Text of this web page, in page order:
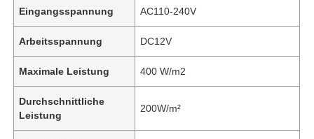
Eingangsspannung AC110-240V
Arbeitsspannung DC12V
Maximale Leistung 400 W/m2
Durchschnittliche
Leistung
200W/m²